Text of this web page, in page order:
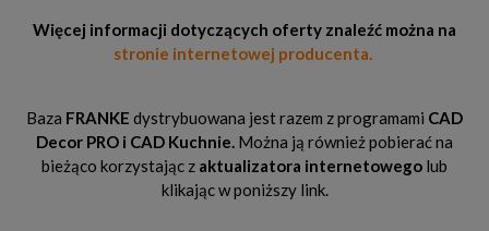
Więcej informacji dotyczących oferty znaleźć można na
stronie internetowej producenta.
Baza FRANKE dystrybuowana jest razem z programami CAD
Decor PRO i CAD Kuchnie. Można ją również pobierać na
bieżąco korzystając z aktualizatora internetowego lub
klikając w poniższy link.